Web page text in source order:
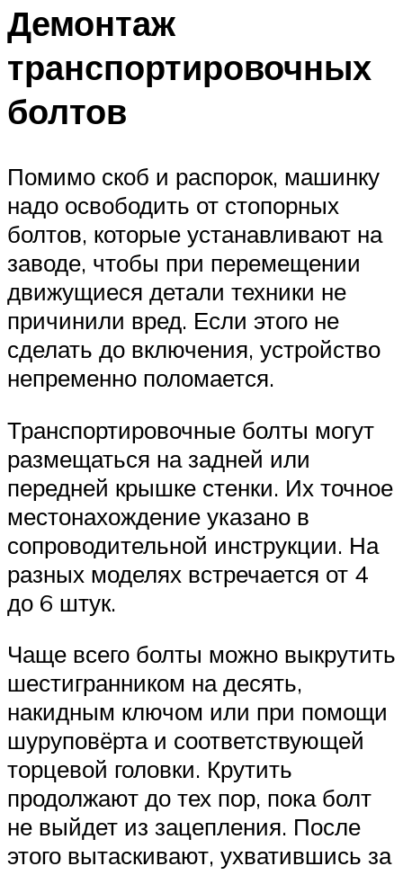
Демонтаж
транспортировочных
болтов
Помимо скоб и распорок, машинку
надо освободить от стопорных
болтов, которые устанавливают на
заводе, чтобы при перемещении
движущиеся детали техники не
причинили вред. Если этого не
сделать до включения, устройство
непременно поломается.
Транспортировочные болты могут
размещаться на задней или
передней крышке стенки. Их точное
местонахождение указано в
сопроводительной инструкции. На
разных моделях встречается от 4
до 6 штук.
Чаще всего болты можно выкрутить
шестигранником на десять,
накидным ключом или при помощи
шуруповёрта и соответствующей
торцевой головки. Крутить
продолжают до тех пор, пока болт
не выйдет из зацепления. После
этого вытаскивают, ухватившись за